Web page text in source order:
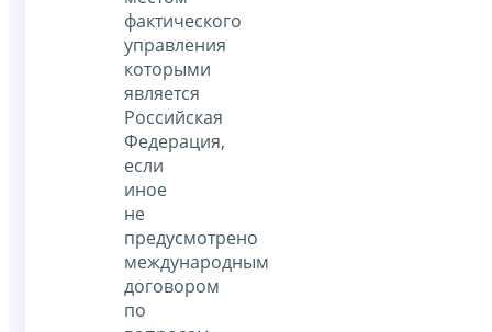
фактического
управления
которыми
является
Российская
Федерация,
если
иное
не
предусмотрено
международным
договором
по